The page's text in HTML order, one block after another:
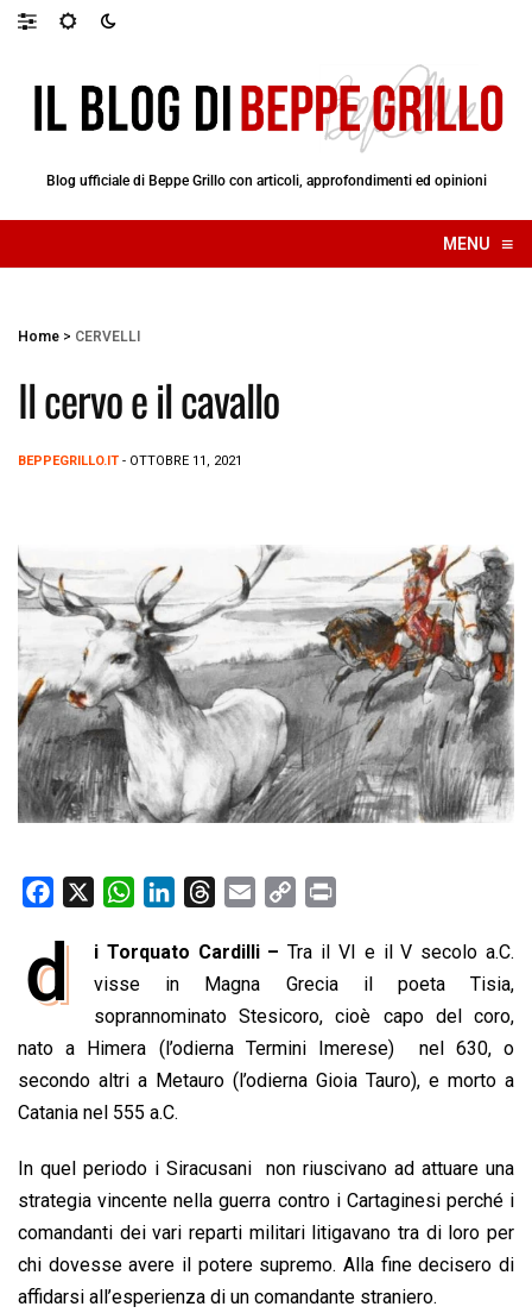
Blog ufficiale di Beppe Grillo con articoli, approfondimenti ed opinioni
MENU ≡
☰
Home > CERVELLI
Il cervo e il cavallo
BEPPEGRILLO.IT - OTTOBRE 11, 2021
e
o
k
W
a
t
s
A
p
p
n
k
e
d
I
r
e
a
d
s
a
i
l
p
y
L
i
n
i
n
t
d i Torquato Cardilli – Tra il VI e il V secolo a.C.
visse in Magna Grecia il poeta Tisia,
soprannominato Stesicoro, cioè capo del coro,
nato a Himera (l’odierna Termini Imerese) nel 630, o
secondo altri a Metauro (l’odierna Gioia Tauro), e morto a
Catania nel 555 a.C.
In quel periodo i Siracusani non riuscivano ad attuare una
strategia vincente nella guerra contro i Cartaginesi perché i
comandanti dei vari reparti militari litigavano tra di loro per
chi dovesse avere il potere supremo. Alla fine decisero di
affidarsi all’esperienza di un comandante straniero.